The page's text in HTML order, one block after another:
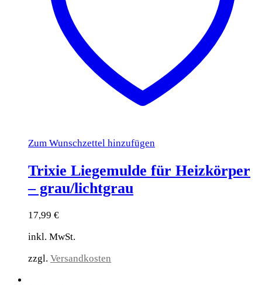
Zum Wunschzettel hinzufügen
Trixie Liegemulde für Heizkörper
– grau/lichtgrau
17,99 €
inkl. MwSt.
zzgl. Versandkosten